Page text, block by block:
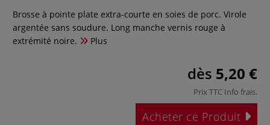
Brosse à pointe plate extra-courte en soies de porc. Virole
argentée sans soudure. Long manche vernis rouge à
extrémité noire.
Plus
dès 5,20 €
Prix TTC Info frais.
Acheter ce Produit